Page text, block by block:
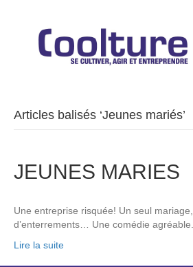
Articles balisés ‘Jeunes mariés’
JEUNES MARIES
Une entreprise risquée! Un seul
d’enterrements… Une comédie agréable.
Lire la suite